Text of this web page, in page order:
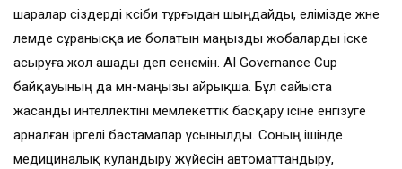
шаралар сіздерді кәсіби тұрғыдан шыңдайды, елімізде және
әлемде сұранысқа ие болатын маңызды жобаларды іске
асыруға жол ашады деп сенемін. AI Governance Cup
байқауының да мән-маңызы айрықша. Бұл сайыста
жасанды интеллектіні мемлекеттік басқару ісіне енгізуге
арналған іргелі бастамалар ұсынылды. Соның ішінде
медициналық куәландыру жүйесін автоматтандыру,